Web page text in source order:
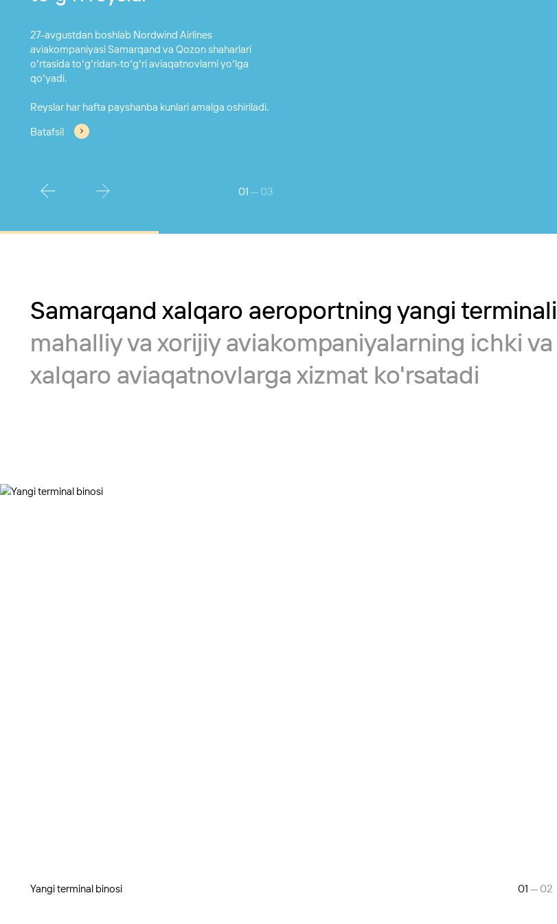
27-avgustdan boshlab Nordwind Airlines
aviakompaniyasi Samarqand va Qozon shaharlari
oʻrtasida toʻgʻridan-toʻgʻri aviaqatnovlarni yoʻlga
qoʻyadi.
Reyslar har hafta payshanba kunlari amalga oshiriladi.
Batafsil
Batafsil
Batafsil
01 — 03
Samarqand xalqaro aeroportning yangi terminali
mahalliy va xorijiy aviakompaniyalarning ichki va
xalqaro aviaqatnovlarga xizmat ko'rsatadi
Yangi terminal binosi 01 — 02
01 — 02